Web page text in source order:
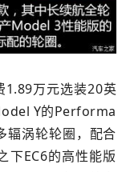
万元选装20英
Y的Performa
辐涡轮轮圈，配合
下EC6的高性能版